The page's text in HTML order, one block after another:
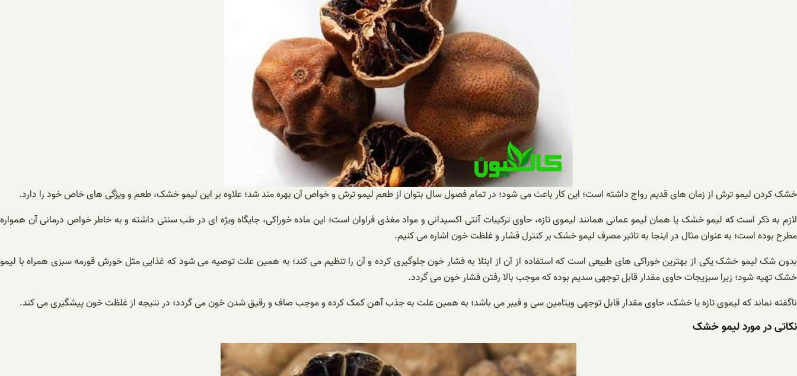
خشک کردن لیمو ترش از زمان های قدیم رواج داشته است؛ این کار باعث می شود؛ در تمام فصول سال بتوان از طعم لیمو ترش و خواص آن بهره مند شد؛ علاوه بر این لیمو خشک، طعم و ویژگی های خاص خود را دارد.
لازم به ذکر است که لیمو خشک یا همان لیمو عمانی همانند لیموی تازه، حاوی ترکیبات آنتی اکسیدانی و مواد مغذی فراوان است؛ این ماده خوراکی، جایگاه ویژه ای در طب سنتی داشته و به خاطر خواص درمانی آن همواره
مطرح بوده است؛ به عنوان مثال در اینجا به تاثیر مصرف لیمو خشک بر کنترل فشار و غلظت خون اشاره می کنیم.
بدون شک لیمو خشک یکی از بهترین خوراکی های طبیعی است که استفاده از آن از ابتلا به فشار خون جلوگیری کرده و آن را تنظیم می کند؛ به همین علت توصیه می شود که غذایی مثل خورش قورمه سبزی همراه با لیمو
خشک تهیه شود؛ زیرا سبزیجات حاوی مقدار قابل توجهی سدیم بوده که موجب بالا رفتن فشار خون می گردد.
ناگفته نماند که لیموی تازه یا خشک، حاوی مقدار قابل توجهی ویتامین سی و فیبر می باشد؛ به همین علت به جذب آهن کمک کرده و موجب صاف و رقیق شدن خون می گردد؛ در نتیجه از غلظت خون پیشگیری می کند.
نکاتی در مورد لیمو خشک